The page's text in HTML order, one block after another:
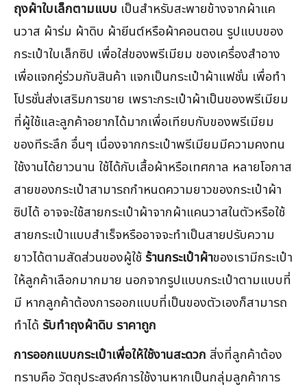
ถุงผ้าใบเล็กตามแบบ เป็นสำหรับสะพายข้างจากผ้าแค
นวาส ผ้าร่ม ผ้าดิบ ผ้ายีนต์หรือผ้าคอนตอน รูปแบบของ
กระเป๋าใบเล็กซิป เพื่อใส่ของพรีเมียม ของเครื่องสำอาง
เพื่อแจกคู่ร่วมกับสินค้า แจกเป็นกระเป๋าผ้าแฟชั่น เพื่อทำ
โปรชั่นส่งเสริมการขาย เพราะกระเป๋าผ้าเป็นของพรีเมียม
ที่ผู้ใช้และลูกค้าอยากได้มากเพื่อเทียบกับของพรีเมียม
ของทีระลึก อื่นๆ เนื่องจากกระเป๋าพรีเมียมมีความคงทน
ใช้งานได้ยาวนาน ใช้ได้กับเสื้อผ้าหรือเทศกาล หลายโอกาส
สายของกระเป๋าสามารถกำหนดความยาวของกระเป๋าผ้า
ซิปได้ อาจจะใช้สายกระเป๋าผ้าจากผ้าแคนวาสในตัวหรือใช้
สายกระเป๋าแบบสำเร็จหรืออาจจะทำเป็นสายปรับความ
ยาวได้ตามสัดส่วนของผู้ใช้ ร้านกระเป๋าผ้าของเรามีกระเป๋า
ให้ลูกค้าเลือกมากมาย นอกจากรูปแบบกระเป๋าตามแบบที่
มี หากลูกค้าต้องการออกแบบที่เป็นของตัวเองก็สามารถ
ทำได้ รับทําถุงผ้าดิบ ราคาถูก
การออกแบบกระเป๋าเพื่อให้ใช้งานสะดวก สิ่งที่ลูกค้าต้อง
ทราบคือ วัตถุประสงค์การใช้งานหากเป็นกลุ่มลูกค้าการ